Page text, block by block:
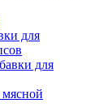
для
для